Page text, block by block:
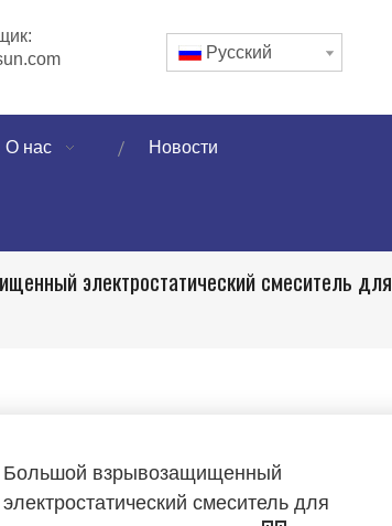
Pусский
О нас Новости
электростатический смеситель для
Большой взрывозащищенный
электростатический смеситель для